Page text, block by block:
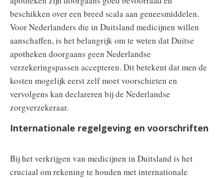
beschikken over een breed scala aan geneesmiddelen.
Voor Nederlanders die in Duitsland medicijnen willen
aanschaffen, is het belangrijk om te weten dat Duitse
apotheken doorgaans geen Nederlandse
verzekeringspassen accepteren. Dit betekent dat men de
kosten mogelijk eerst zelf moet voorschieten en
vervolgens kan declareren bij de Nederlandse
zorgverzekeraar.
Internationale regelgeving en voorschriften
Bij het verkrijgen van medicijnen in Duitsland is het
cruciaal om rekening te houden met internationale